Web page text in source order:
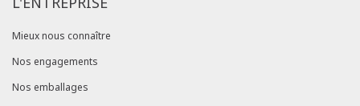
Mieux nous connaître
Nos engagements
Nos emballages